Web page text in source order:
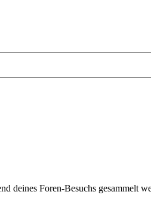
deines Foren-Besuchs gesammelt